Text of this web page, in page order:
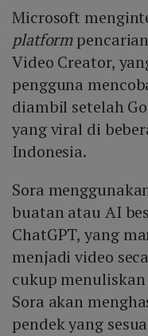
Microsoft
platform
Video Creator,
pengguna
diambil setelah
yang viral di
Indonesia.
Sora
buatan atau AI
ChatGPT, yang
menjadi video
cukup
Sora akan
pendek yang